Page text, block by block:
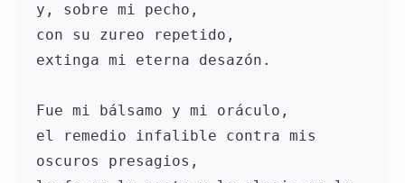
y, sobre mi pecho,
con su zureo repetido,
extinga mi eterna desazón.
Fue mi bálsamo y mi oráculo,
el remedio infalible contra mis
oscuros presagios,